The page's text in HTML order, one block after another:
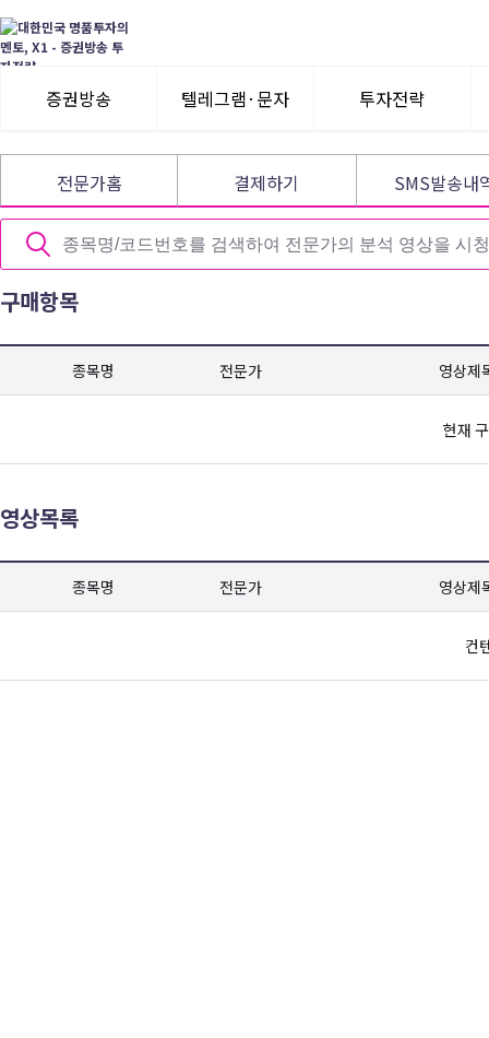
증권방송
3일 무료체험
수익률뽐내기
이용후기
텔레그램·문자
텔레그램 체험
3일 무료체험
투자전략
모멘텀이슈
전문가홈 결제하기 SMS발송내
구매항목
종목명 전문가 영상제
현재
영상목록
종목명 전문가 영상제
컨